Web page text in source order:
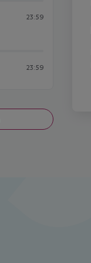
23:59
23:59